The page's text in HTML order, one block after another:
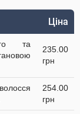
Ціна
та
235.00
грн
254.00
грн